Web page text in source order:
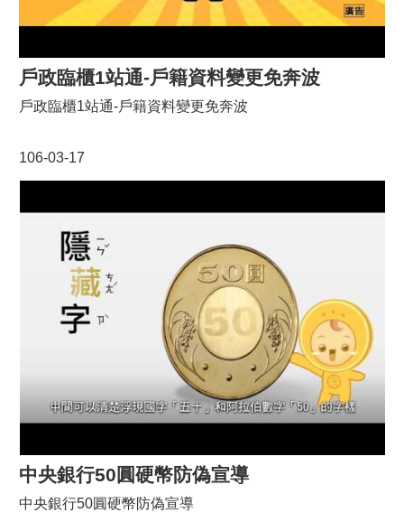
戶政臨櫃1站通-戶籍資料變更免奔波
106-03-17
戶政臨櫃1站通-戶籍資料變更免奔波
中央銀行50圓硬幣防偽宣導
中央銀行50圓硬幣防偽宣導